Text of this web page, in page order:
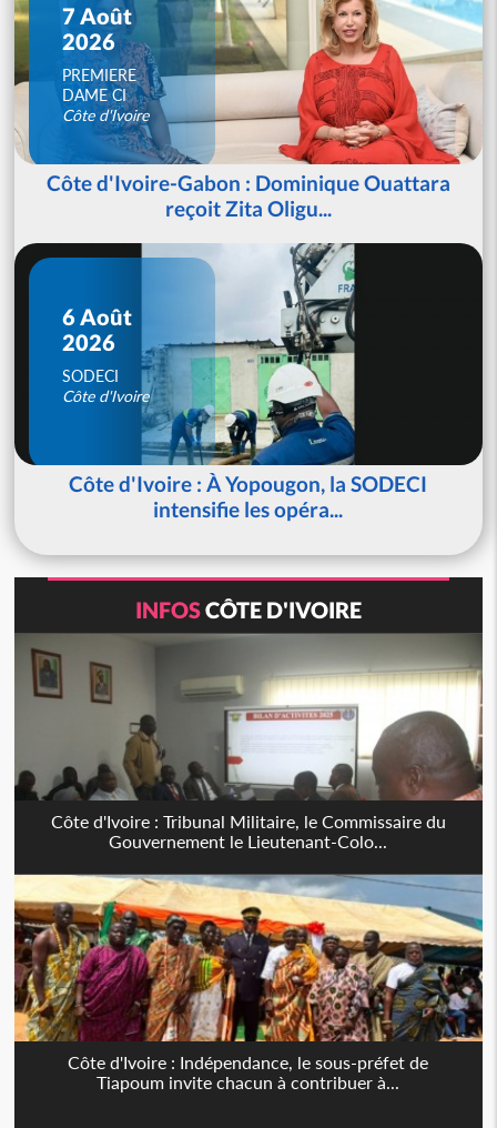
7 Août
2026
PREMIERE
DAME CI
Côte d'Ivoire
Côte d'Ivoire-Gabon : Dominique Ouattara
reçoit Zita Oligu...
6 Août
2026
SODECI
Côte d'Ivoire
Côte d'Ivoire : À Yopougon, la SODECI
intensifie les opéra...
INFOSCÔTE D'IVOIRE
Côte d'Ivoire : Tribunal Militaire, le Commissaire du
Gouvernement le Lieutenant-Colo...
Côte d'Ivoire : Indépendance, le sous-préfet de
Tiapoum invite chacun à contribuer à...